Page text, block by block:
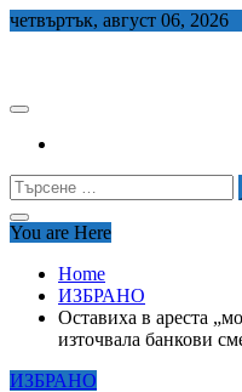
Skip
четвъртък, август 06, 2026
Търсене
за:
You are Here
Home
ИЗБРАНО
Оставиха в ареста
източвала банкови
ИЗБРАНО